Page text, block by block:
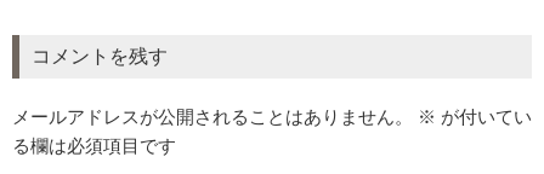
コメントを残す
メールアドレスが公開されることはありません。 ※ が付いてい
る欄は必須項目です